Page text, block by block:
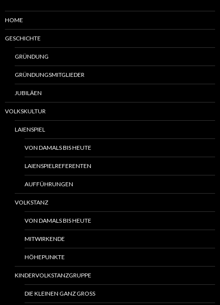
HOME
GESCHICHTE
GRÜNDUNG
GRÜNDUNGSMITGLIEDER
JUBILÄEN
VOLKSKULTUR
LAIENSPIEL
VON DAMALS BIS HEUTE
LAIENSPIELREFERENTEN
AUFFÜHRUNGEN
VOLKSTANZ
VON DAMALS BIS HEUTE
MITWIRKENDE
HÖHEPUNKTE
KINDERVOLKSTANZGRUPPE
DIE KLEINEN GANZ GROSS